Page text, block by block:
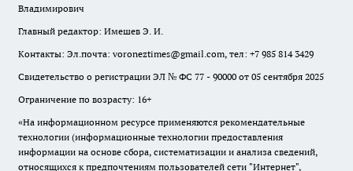
Владимирович
Главный редактор: Имешев Э. И.
Контакты: Эл.почта: voroneztimes@gmail.com, тел: +7 985 814 3429
Свидетельство о регистрации ЭЛ № ФС 77 - 90000 от 05 сентября 2025
Ограничение по возрасту: 16+
«На информационном ресурсе применяются рекомендательные
технологии (информационные технологии предоставления
информации на основе сбора, систематизации и анализа сведений,
относящихся к предпочтениям пользователей сети "Интернет",